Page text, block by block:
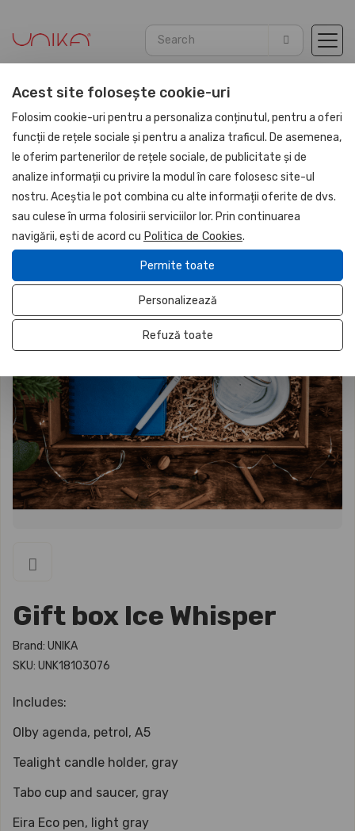
Home Corporate gift sets PU Leather Gifts
NOU
UNIKA
Gift box Ice Whisper
Brand: UNIKA
SKU: UNK18103076
Includes:
Olby agenda, petrol, A5
Tealight candle holder, gray
Tabo cup and saucer, gray
Eira Eco pen, light gray
Acest site folosește cookie-uri
Folosim cookie-uri pentru a personaliza conținutul, pentru a oferi
funcții de rețele sociale și pentru a analiza traficul. De asemenea,
le oferim partenerilor de rețele sociale, de publicitate și de
analize informații cu privire la modul în care folosesc site-ul
nostru. Aceștia le pot combina cu alte informații oferite de dvs.
sau culese în urma folosirii serviciilor lor. Prin continuarea
navigării, ești de acord cu Politica de Cookies.
Permite toate
Personalizează
Refuză toate